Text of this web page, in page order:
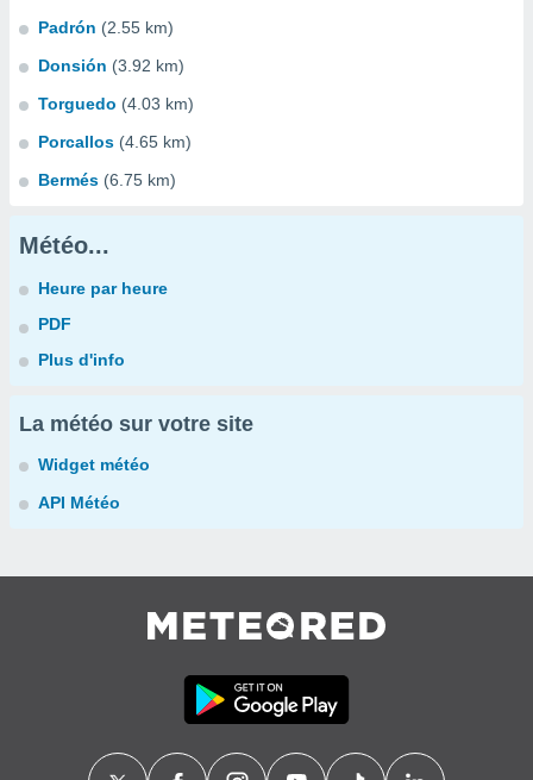
Padrón (2.55 km)
Donsión (3.92 km)
Torguedo (4.03 km)
Porcallos (4.65 km)
Bermés (6.75 km)
Météo...
Heure par heure
PDF
Plus d'info
La météo sur votre site
Widget météo
API Météo